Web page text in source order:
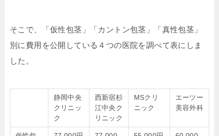
そこで、「仮性包茎」「カントン包茎」「真性包茎」
別に費用を公開している４つの医院を調べて表にしま
した。
静岡中央
クリニッ
ク
西新宿杉
江中央ク
リニック
MSクリ
ニック
エーツー
美容外科